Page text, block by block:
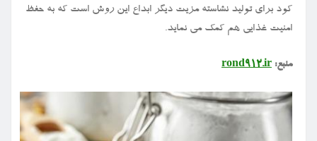
کود برای تولید نشاسته مزیت دیگر ابداع این روش است که به حفظ
امنیت غذایی هم کمک می نماید.
منبع: rond912.ir